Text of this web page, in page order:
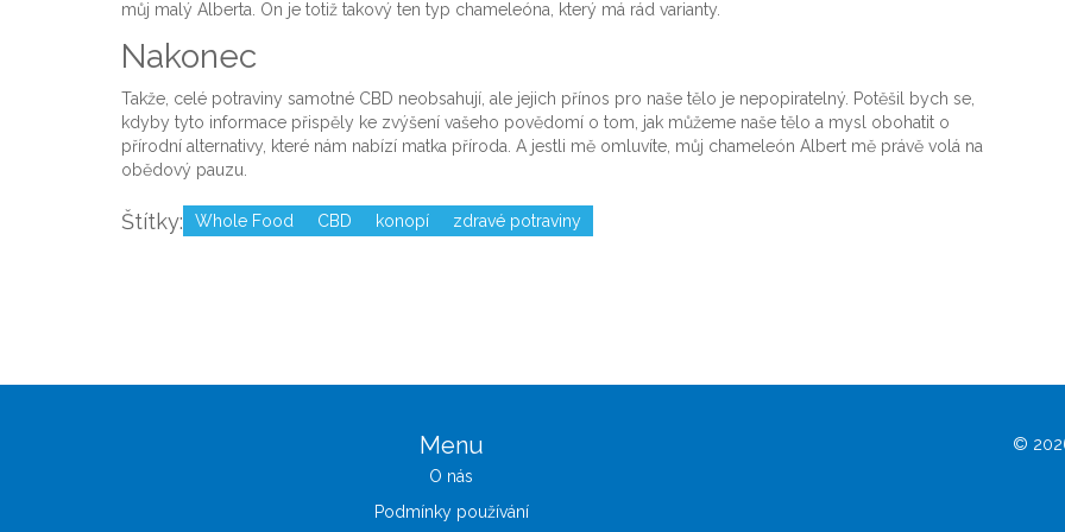
můj malý Alberta. On je totiž takový ten typ chameleóna, který má rád varianty.
Nakonec
Takže, celé potraviny samotné CBD neobsahují, ale jejich přínos pro naše tělo je nepopiratelný. Potěšil bych se,
kdyby tyto informace přispěly ke zvýšení vašeho povědomí o tom, jak můžeme naše tělo a mysl obohatit o
přírodní alternativy, které nám nabízí matka příroda. A jestli mě omluvíte, můj chameleón Albert mě právě volá na
obědový pauzu.
Štítky: Whole Food CBD konopí zdravé potraviny
Menu
O nás
Podmínky používání
©